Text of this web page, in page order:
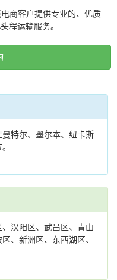
商客户提供专业的、优质
程运输服务。
特尔、墨尔本、纽卡斯
汉阳区、武昌区、青山
、新洲区、东西湖区、